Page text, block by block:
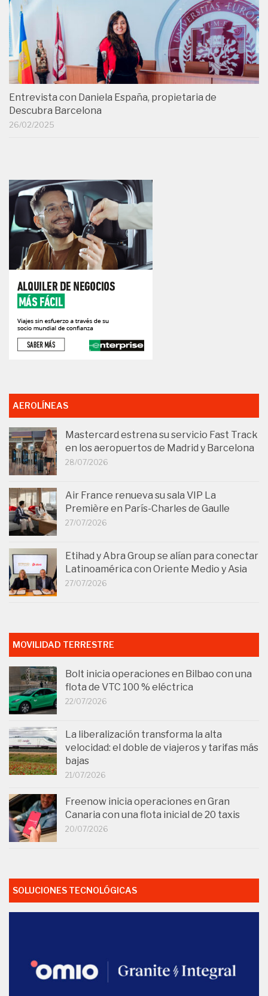
Entrevista con Daniela España, propietaria de
Descubra Barcelona
26/02/2025
AEROLÍNEAS
Mastercard estrena su servicio Fast Track
en los aeropuertos de Madrid y Barcelona
28/07/2026
Air France renueva su sala VIP La
Première en París-Charles de Gaulle
27/07/2026
Etihad y Abra Group se alían para conectar
Latinoamérica con Oriente Medio y Asia
27/07/2026
MOVILIDAD TERRESTRE
Bolt inicia operaciones en Bilbao con una
flota de VTC 100 % eléctrica
22/07/2026
La liberalización transforma la alta
velocidad: el doble de viajeros y tarifas más
bajas
21/07/2026
Freenow inicia operaciones en Gran
Canaria con una flota inicial de 20 taxis
20/07/2026
SOLUCIONES TECNOLÓGICAS